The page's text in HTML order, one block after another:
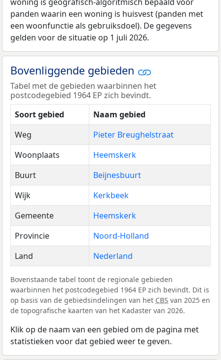
woning is geografisch-algoritmisch bepaald voor
panden waarin een woning is huisvest (panden met
een woonfunctie als gebruiksdoel). De gegevens
gelden voor de situatie op 1 juli 2026.
Bovenliggende gebieden
Tabel met de gebieden waarbinnen het
postcodegebied 1964 EP zich bevindt.
Soort gebied
Naam gebied
Weg
Pieter Breughelstraat
Woonplaats
Heemskerk
Buurt
Beijnesbuurt
Wijk
Kerkbeek
Gemeente
Heemskerk
Provincie
Noord-Holland
Land
Nederland
Bovenstaande tabel toont de regionale gebieden
waarbinnen het postcodegebied 1964 EP zich bevindt. Dit is
op basis van de gebiedsindelingen van het CBS van 2025 en
de topografische kaarten van het Kadaster van 2026.
Klik op de naam van een gebied om de pagina met
statistieken voor dat gebied weer te geven.